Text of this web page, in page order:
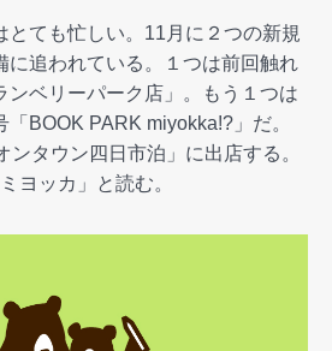
とても忙しい。11月に２つの新規
に追われている。１つは前回触れ
ンベリーパーク店」。もう１つは
BOOK PARK miyokka!?」だ。
ンタウン四日市泊」に出店する。
ヨッカ」と読む。